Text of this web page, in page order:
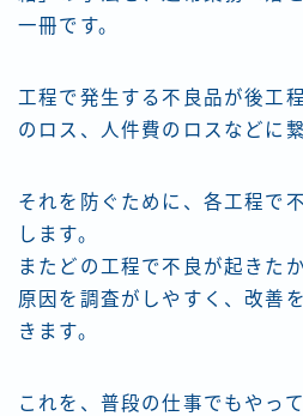
一冊です。
工程で発生する不良品が後工
のロス、人件費のロスなどに
それを防ぐために、各工程で
します。
またどの工程で不良が起きた
原因を調査がしやすく、改善
きます。
これを、普段の仕事でもやっ